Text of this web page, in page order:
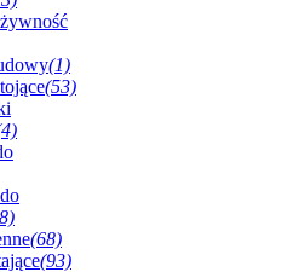
(1)
(53)
(68)
(93)